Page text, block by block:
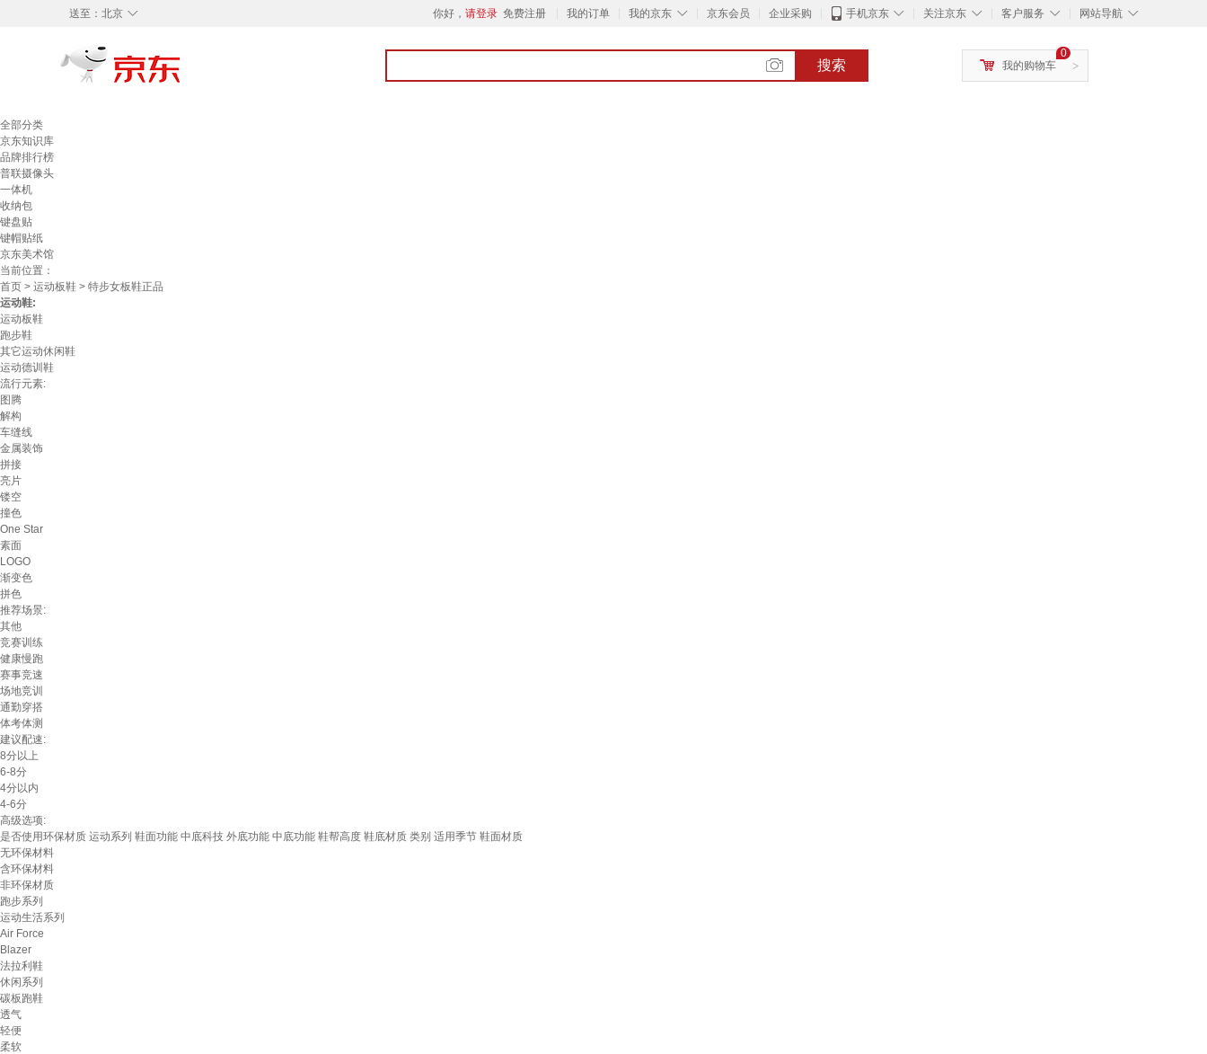
◇
送至： 北京 你好， 请登录 免费注册 我的订单 ◇
我的京东 京东会员 企业采购 ◇
手机京东 ◇
关注京东 ◇
客户服务 ◇
网站导航
搜索 >
0
我的购物车
全部分类
京东知识库
品牌排行榜
普联摄像头
一体机
收纳包
键盘贴
键帽贴纸
京东美术馆
当前位置：
首页 > 运动板鞋 > 特步女板鞋正品
运动鞋:
运动板鞋
跑步鞋
其它运动休闲鞋
运动德训鞋
流行元素:
图腾
解构
车缝线
金属装饰
拼接
亮片
镂空
撞色
One Star
素面
LOGO
渐变色
拼色
推荐场景:
其他
竞赛训练
健康慢跑
赛事竞速
场地竞训
通勤穿搭
体考体测
建议配速:
8分以上
6-8分
4分以内
4-6分
高级选项:
是否使用环保材质 运动系列 鞋面功能 中底科技 外底功能 中底功能 鞋帮高度 鞋底材质 类别 适用季节 鞋面材质
无环保材料
含环保材料
非环保材质
跑步系列
运动生活系列
Air Force
Blazer
法拉利鞋
休闲系列
碳板跑鞋
透气
轻便
柔软